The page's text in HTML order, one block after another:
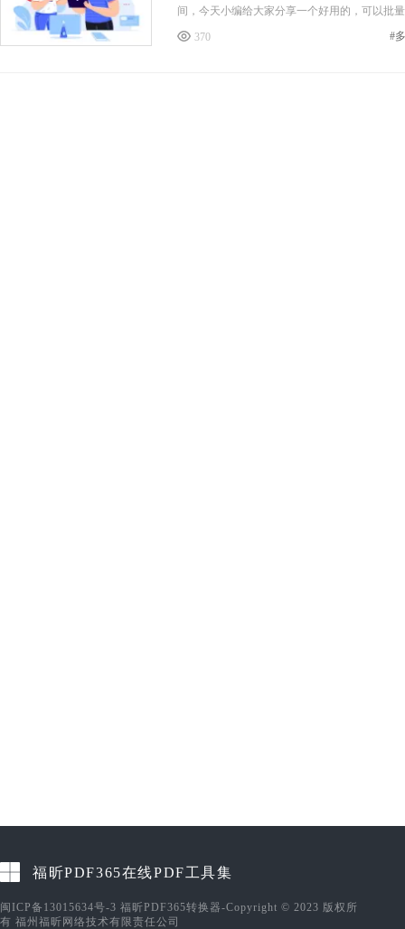
间，今天小编给大家分享一个好用的，可以批
370 #
福昕PDF365在线PDF工具集
闽ICP备13015634号-3 福昕PDF365转换器-Copyright © 2023 版权所
有 福州福昕网络技术有限责任公司